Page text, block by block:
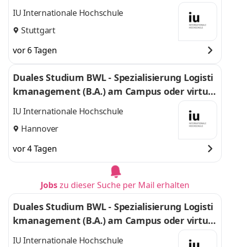
l
IU Internationale Hochschule
Stuttgart
vor 6 Tagen
Duales Studium BWL - Spezialisierung Logisti
kmanagement (B.A.) am Campus oder virtuel
l
IU Internationale Hochschule
Hannover
vor 4 Tagen
Jobszu dieser Suche per Mail erhalten
Duales Studium BWL - Spezialisierung Logisti
kmanagement (B.A.) am Campus oder virtuel
l
IU Internationale Hochschule